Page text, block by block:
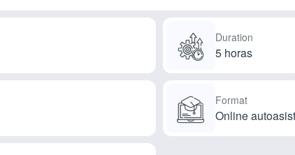
Duration
5 horas
Format
Online